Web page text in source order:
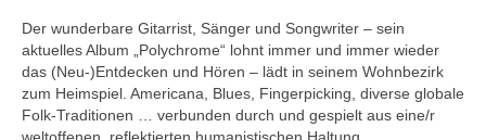
Der wunderbare Gitarrist, Sänger und Songwriter – sein
aktuelles Album „Polychrome“ lohnt immer und immer wieder
das (Neu-)Entdecken und Hören – lädt in seinem Wohnbezirk
zum Heimspiel. Americana, Blues, Fingerpicking, diverse globale
Folk-Traditionen … verbunden durch und gespielt aus eine/r